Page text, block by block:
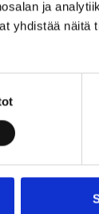
ja
yhdistää näitä
liter